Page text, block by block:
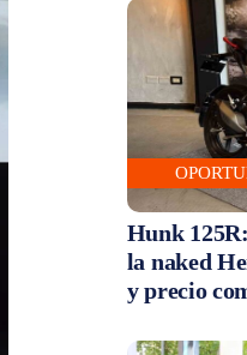
Hunk
la naked
y precio